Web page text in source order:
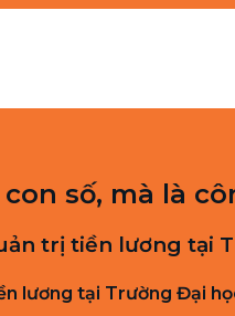
số, mà là
trị tiền lương tại
lương tại Trường Đại